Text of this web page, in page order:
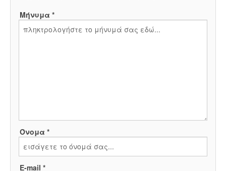
Μήνυμα *
Όνομα *
E-mail *